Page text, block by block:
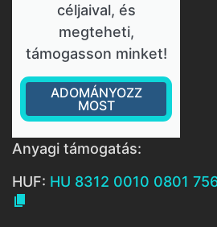
céljaival, és
megteheti,
támogasson minket!
ADOMÁNYOZZ
MOST
Anyagi támogatás:
HUF: HU 8312 0010 0801
